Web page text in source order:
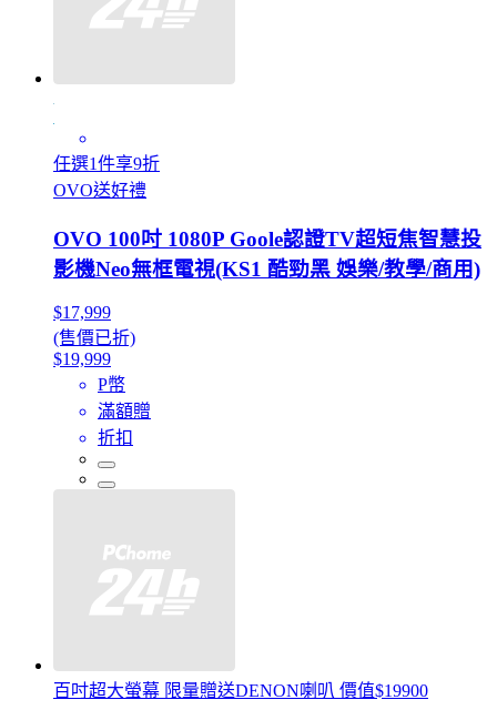
任選1件享9折
OVO送好禮
OVO 100吋 1080P Goole認證TV超短焦智慧投
影機Neo無框電視(KS1 酷勁黑 娛樂/教學/商用)
$17,999
(售價已折)
$19,999
P幣
滿額贈
折扣
百吋超大螢幕 限量贈送DENON喇叭 價值$19900